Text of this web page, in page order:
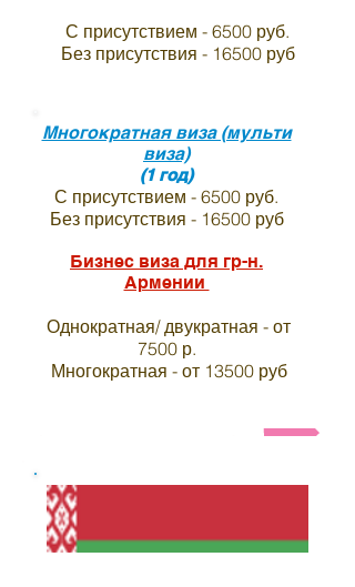
Многократная виза (мульти
виза)
(1 год)
С присутствием - 6500 руб.
Без присутствия - 16500 руб
Бизнес виза для гр-н.
Армении
Однократная/ двукратная - от
7500 р.
Многократная - от 13500 руб
С присутствием - 6500 руб.
Без присутствия - 16500 руб
Анкета и список необходимых